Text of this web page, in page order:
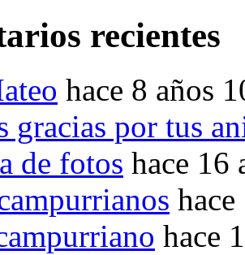
recientes
hace 8 años
gracias por tus
de fotos hace 16
hace